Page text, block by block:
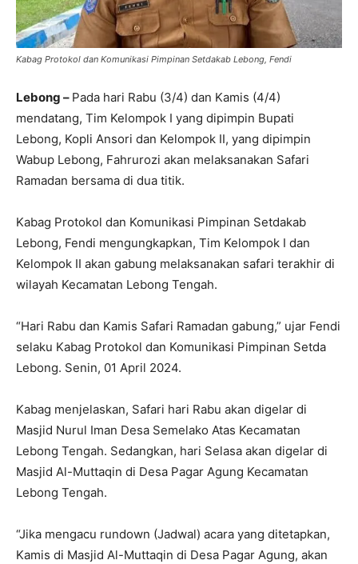
Kabag Protokol dan Komunikasi Pimpinan Setdakab Lebong, Fendi
Lebong – Pada hari Rabu (3/4) dan Kamis (4/4)
mendatang, Tim Kelompok I yang dipimpin Bupati
Lebong, Kopli Ansori dan Kelompok II, yang dipimpin
Wabup Lebong, Fahrurozi akan melaksanakan Safari
Ramadan bersama di dua titik.
Kabag Protokol dan Komunikasi Pimpinan Setdakab
Lebong, Fendi mengungkapkan, Tim Kelompok I dan
Kelompok II akan gabung melaksanakan safari terakhir di
wilayah Kecamatan Lebong Tengah.
“Hari Rabu dan Kamis Safari Ramadan gabung,” ujar Fendi
selaku Kabag Protokol dan Komunikasi Pimpinan Setda
Lebong. Senin, 01 April 2024.
Kabag menjelaskan, Safari hari Rabu akan digelar di
Masjid Nurul Iman Desa Semelako Atas Kecamatan
Lebong Tengah. Sedangkan, hari Selasa akan digelar di
Masjid Al-Muttaqin di Desa Pagar Agung Kecamatan
Lebong Tengah.
“Jika mengacu rundown (Jadwal) acara yang ditetapkan,
Kamis di Masjid Al-Muttaqin di Desa Pagar Agung, akan